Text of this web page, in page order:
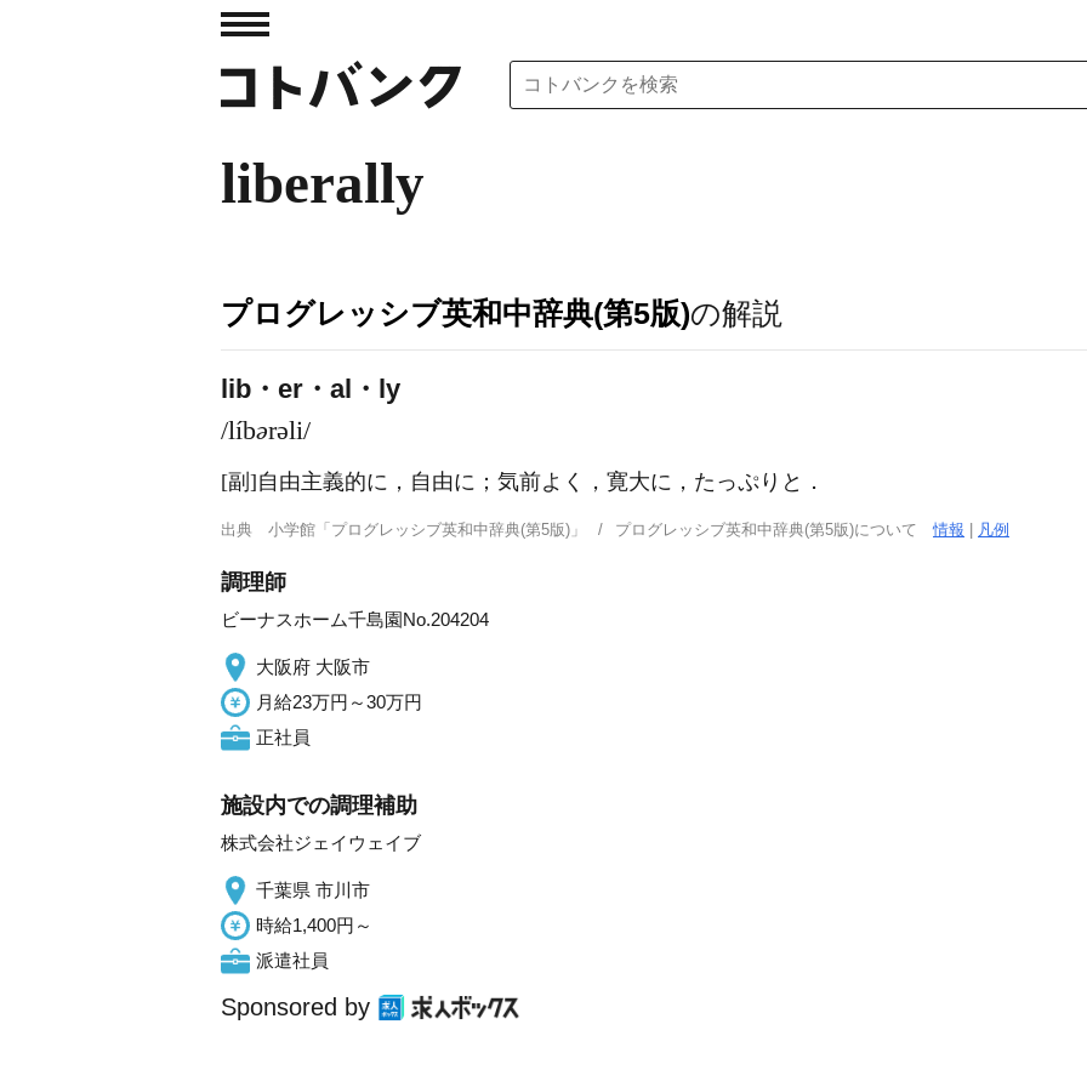
liberally
プログレッシブ英和中辞典(第5版)の解説
lib・er・al・ly
/líbərəli/
[副]自由主義的に，自由に；気前よく，寛大に，たっぷりと ．
出典 小学館「プログレッシブ英和中辞典(第5版)」 プログレッシブ英和中辞典(第5版)について情報 凡例
調理師
ビーナスホーム千島園No.204204
大阪府 大阪市
月給23万円～30万円
正社員
施設内での調理補助
株式会社ジェイウェイブ
千葉県 市川市
時給1,400円～
派遣社員
Sponsored by